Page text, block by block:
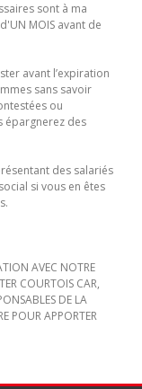
sont à ma
MOIS avant de
avant l’expiration
sans savoir
ou
épargnerez des
des salariés
si vous en êtes
AVEC NOTRE
COURTOIS CAR,
DE LA
POUR APPORTER